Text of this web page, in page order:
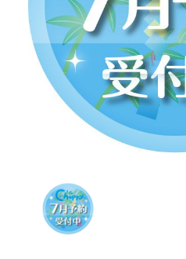
販促用空カプセル
レンタル
景品・玩具・文具
販促用カプセルトイ